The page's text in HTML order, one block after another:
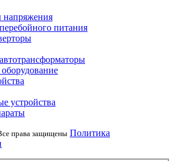
напряжения
питания
устройства
права защищены Политика